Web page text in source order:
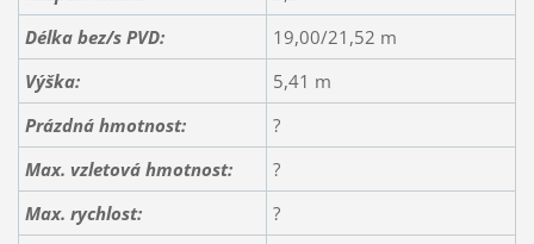
Délka bez/s PVD:
19,00/21,52 m
Výška:
5,41 m
Prázdná hmotnost:
?
Max. vzletová hmotnost:
?
Max. rychlost:
?